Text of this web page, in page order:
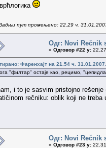
пут промењено: 22.29 ч.
Одг: Novi Rečnik
« Одговор #22 у:
Фаренхајт на 21.54 ч. 31.01.2007.
"филтар" остаје као, рецимо,
i to je sasvim pristojno
rečniku: oblik koji ne treba
Одг: Novi Rečnik
« Одговор #23 у: